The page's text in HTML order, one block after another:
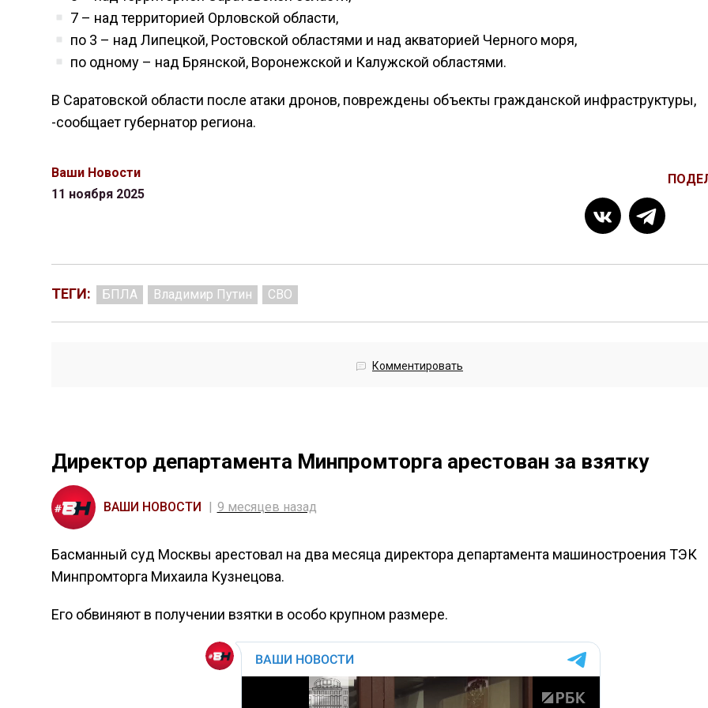
7 – над территорией Орловской области,
по 3 – над Липецкой, Ростовской областями и над акваторией Черного моря,
по одному – над Брянской, Воронежской и Калужской областями.
В Саратовской области после атаки дронов, повреждены объекты гражданской инфраструктуры,
-сообщает губернатор региона.
Ваши Новости
11 ноября 2025
ТЕГИ: БПЛА Владимир Путин СВО
Комментировать
Директор департамента Минпромторга арестован за взятку
ВАШИ НОВОСТИ 9 месяцев назад
Басманный суд Москвы арестовал на два месяца директора департамента машиностроения ТЭК
Минпромторга Михаила Кузнецова.
Его обвиняют в получении взятки в особо крупном размере.